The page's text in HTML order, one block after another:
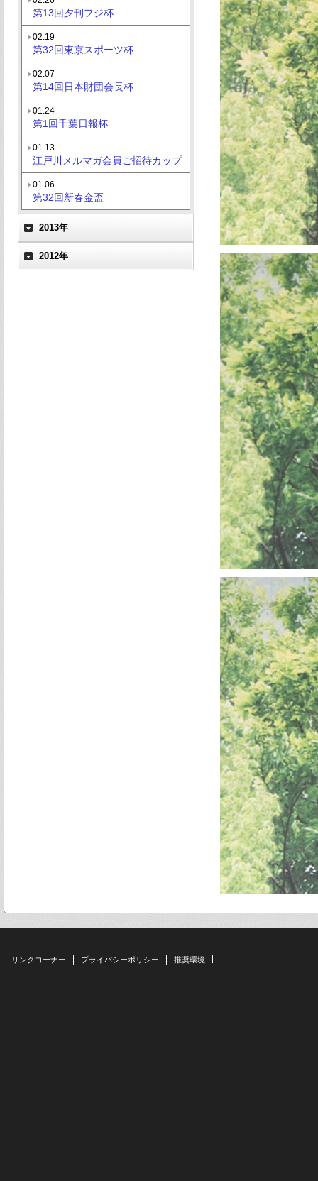
第13回夕刊フジ杯
02.19
第32回東京スポーツ杯
02.07
第14回日本財団会長杯
01.24
第1回千葉日報杯
01.13
江戸川メルマガ会員ご招待カップ
01.06
第32回新春金盃
2013年
2012年
リンクコーナー プライバシーポリシー 推奨環境